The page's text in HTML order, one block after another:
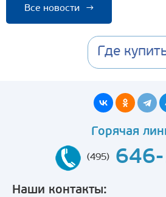
Все новости →
Где
Горячая
(495)
Наши контакты: